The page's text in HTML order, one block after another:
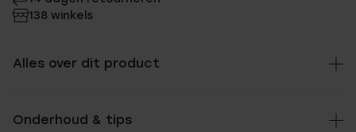
138 winkels
Alles over dit product
Onderhoud & tips